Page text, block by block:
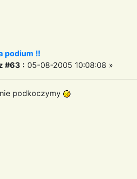
podium !!
#63 : 05-08-2005 10:08:08 »
podkoczymy